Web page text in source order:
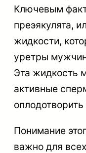
Ключевым
преэякулята,
жидкости,
уретры
Эта жидкость
активные
Понимание
важно для